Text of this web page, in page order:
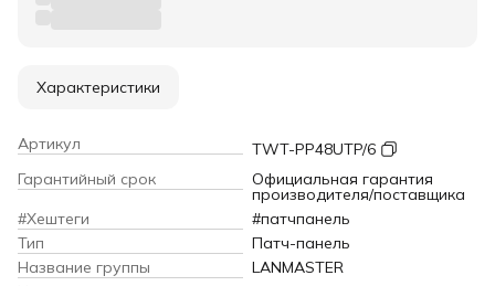
Характеристики
Артикул
TWT-PP48UTP/6
Гарантийный срок
Официальная гарантия
производителя/поставщика
#Хештеги
#патчпанель
Тип
Патч-панель
Название группы
LANMASTER